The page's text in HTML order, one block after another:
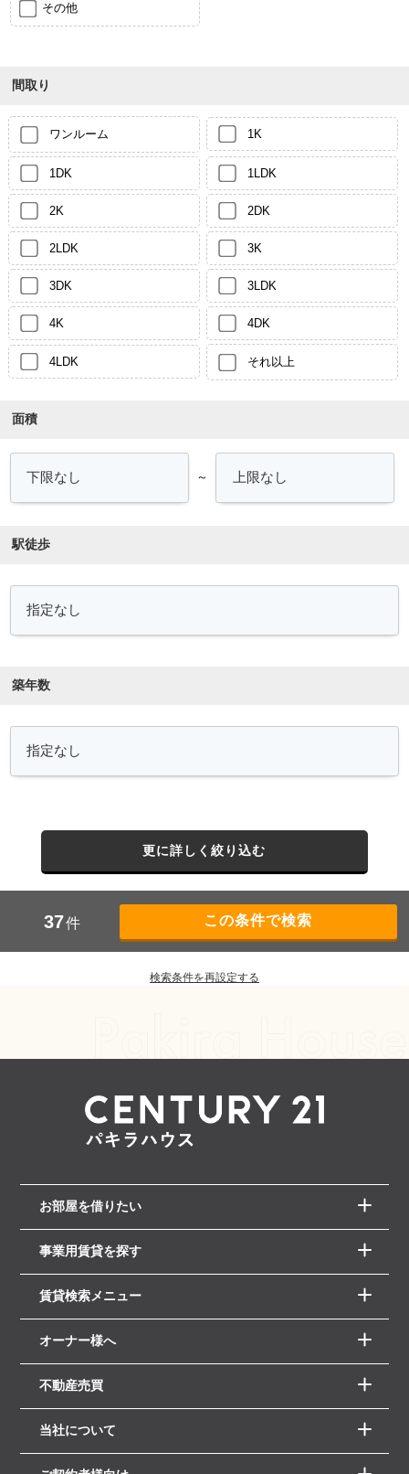
その他
間取り
ワンルーム 1K
1DK 1LDK
2K 2DK
2LDK 3K
3DK 3LDK
4K 4DK
4LDK それ以上
面積
～
駅徒歩
築年数
更に詳しく絞り込む
37件
検索条件を再設定する
お部屋を借りたい
事業用賃貸を探す
賃貸検索メニュー
オーナー様へ
不動産売買
当社について